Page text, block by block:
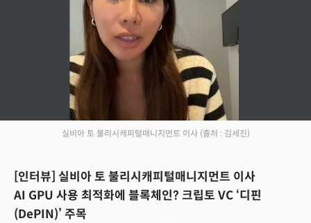
실비아 토 불리시캐피털매니지먼트 이사 (출처 : 김세진)
[인터뷰] 실비아 토 불리시캐피털매니지먼트 이사
AI GPU 사용 최적화에 블록체인? 크립토 VC ‘디핀
(DePIN)’ 주목